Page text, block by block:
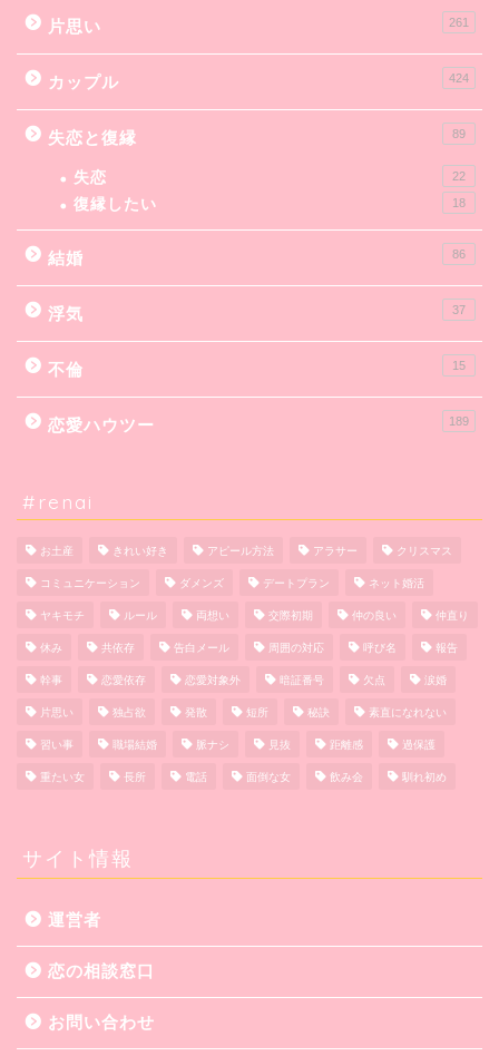
片思い 261
カップル 424
失恋と復縁 89
失恋 22
復縁したい 18
結婚 86
浮気 37
不倫 15
恋愛ハウツー 189
#renai
お土産 きれい好き アピール方法 アラサー クリスマス
コミュニケーション ダメンズ デートプラン ネット婚活
ヤキモチ ルール 両想い 交際初期 仲の良い 仲直り
休み 共依存 告白メール 周囲の対応 呼び名 報告
幹事 恋愛依存 恋愛対象外 暗証番号 欠点 涙婚
片思い 独占欲 発散 短所 秘訣 素直になれない
習い事 職場結婚 脈ナシ 見抜 距離感 過保護
重たい女 長所 電話 面倒な女 飲み会 馴れ初め
サイト情報
運営者
恋の相談窓口
お問い合わせ